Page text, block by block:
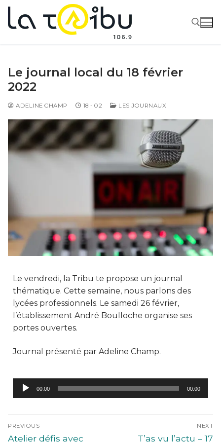
Le journal local du 18 février
2022
ADELINE CHAMP 18 - 02 LES JOURNAUX
Le vendredi, la Tribu te propose un journal
thématique. Cette semaine, nous parlons des
lycées professionnels. Le samedi 26 février,
l’établissement André Boulloche organise ses
portes ouvertes.
Journal présenté par Adeline Champ.
Lecteur
audio
00:00 00:00
PREVIOUS
Atelier défis avec
NEXT
T’as vu l’actu – 17